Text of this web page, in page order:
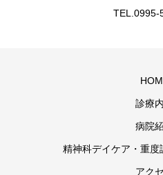
TEL.0995-
診療
病院
精神科デイケア・重度
アク